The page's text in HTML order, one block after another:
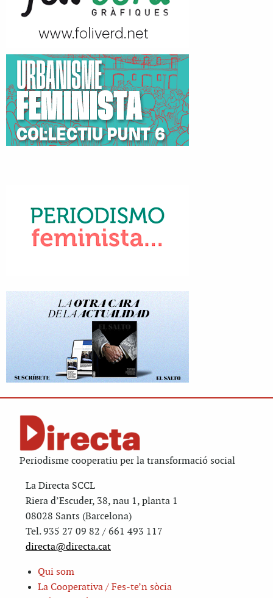
Periodisme cooperatiu per la transformació social
La Directa SCCL
Riera d’Escuder, 38, nau 1, planta 1
08028 Sants (Barcelona)
Tel. 935 27 09 82 / 661 493 117
directa@directa.cat
Qui som
La Cooperativa / Fes-te’n sòcia